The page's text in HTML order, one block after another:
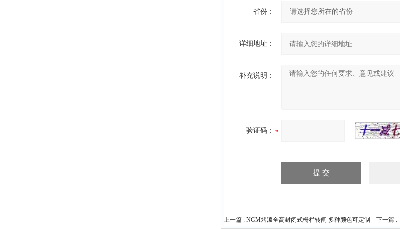
省份：
详细地址：
补充说明：
验证码：
上一篇 : NGM烤漆全高封闭式栅栏转闸 多种颜色可定制 下一篇 :